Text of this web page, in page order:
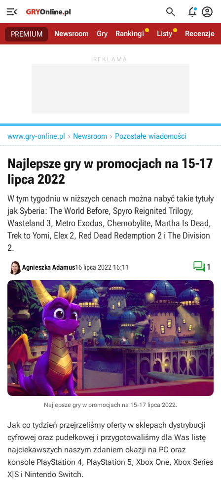
   
PREMIUM Newsroom Gry Rankingi Listy Recenzje
www.gry-online.pl  Newsroom  Pozostałe wiadomości
Najlepsze gry w promocjach na 15-17
lipca 2022
W tym tygodniu w niższych cenach można nabyć takie tytuły
jak Syberia: The World Before, Spyro Reignited Trilogy,
Wasteland 3, Metro Exodus, Chernobylite, Martha Is Dead,
Trek to Yomi, Elex 2, Red Dead Redemption 2 i The Division
2.
Agnieszka Adamus16 lipca 2022 16:11  1
Najlepsze gry w promocjach na 15-17 lipca 2022.
Jak co tydzień przejrzeliśmy oferty w sklepach dystrybucji
cyfrowej oraz pudełkowej i przygotowaliśmy dla Was listę
najciekawszych naszym zdaniem okazji na PC oraz
konsole PlayStation 4, PlayStation 5, Xbox One, Xbox Series
X|S i Nintendo Switch.